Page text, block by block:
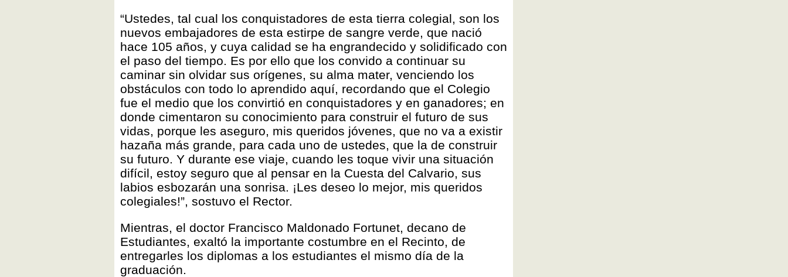
“Ustedes, tal cual los conquistadores de esta tierra colegial, son los
nuevos embajadores de esta estirpe de sangre verde, que nació
hace 105 años, y cuya calidad se ha engrandecido y solidificado con
el paso del tiempo. Es por ello que los convido a continuar su
caminar sin olvidar sus orígenes, su alma mater, venciendo los
obstáculos con todo lo aprendido aquí, recordando que el Colegio
fue el medio que los convirtió en conquistadores y en ganadores; en
donde cimentaron su conocimiento para construir el futuro de sus
vidas, porque les aseguro, mis queridos jóvenes, que no va a existir
hazaña más grande, para cada uno de ustedes, que la de construir
su futuro. Y durante ese viaje, cuando les toque vivir una situación
difícil, estoy seguro que al pensar en la Cuesta del Calvario, sus
labios esbozarán una sonrisa. ¡Les deseo lo mejor, mis queridos
colegiales!”, sostuvo el Rector.
Mientras, el doctor Francisco Maldonado Fortunet, decano de
Estudiantes, exaltó la importante costumbre en el Recinto, de
entregarles los diplomas a los estudiantes el mismo día de la
graduación.